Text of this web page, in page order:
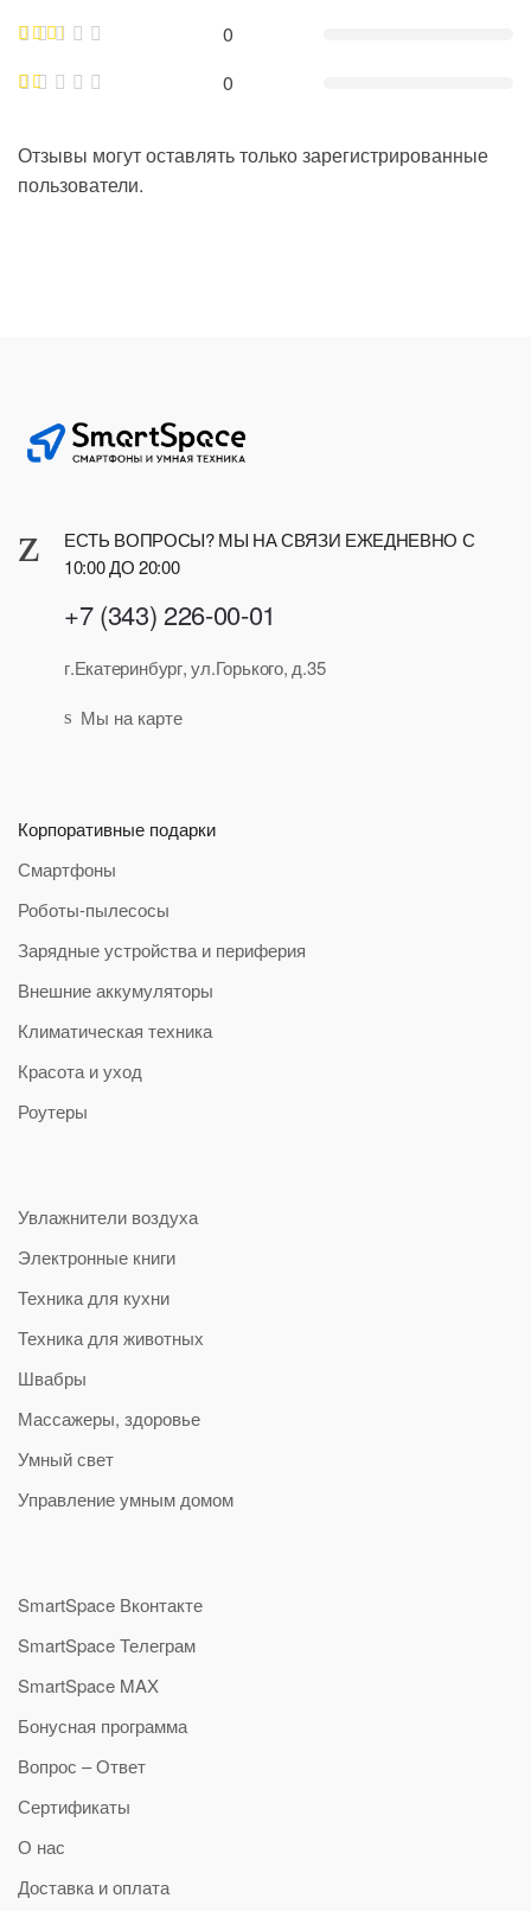
0
0
Отзывы могут оставлять только зарегистрированные
пользователи.
ЕСТЬ ВОПРОСЫ? МЫ НА СВЯЗИ ЕЖЕДНЕВНО С
10:00 ДО 20:00
+7 (343) 226-00-01
г.Екатеринбург, ул.Горького, д.35
Мы на карте
Корпоративные подарки
Смартфоны
Роботы-пылесосы
Зарядные устройства и периферия
Внешние аккумуляторы
Климатическая техника
Красота и уход
Роутеры
Увлажнители воздуха
Электронные книги
Техника для кухни
Техника для животных
Швабры
Массажеры, здоровье
Умный свет
Управление умным домом
SmartSpace Вконтакте
SmartSpace Телеграм
SmartSpace MAX
Бонусная программа
Вопрос – Ответ
Сертификаты
О нас
Доставка и оплата